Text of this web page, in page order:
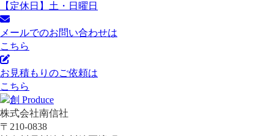
【定休日】土・日曜日
メールでのお問い合わせは
こちら
お見積もりのご依頼は
こちら
株式会社南信社
〒210-0838